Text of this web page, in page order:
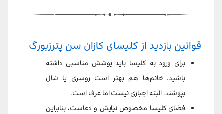
قوانین بازدید از کلیسای کازان سن پترزبورگ
برای ورود به کلیسا باید پوشش مناسبی داشته
باشید. خانم‌ها هم بهتر است روسری یا شال
بپوشند. البته اجباری نیست اما عرف است.
فضای کلیسا مخصوص نیایش و دعاست، بنابراین